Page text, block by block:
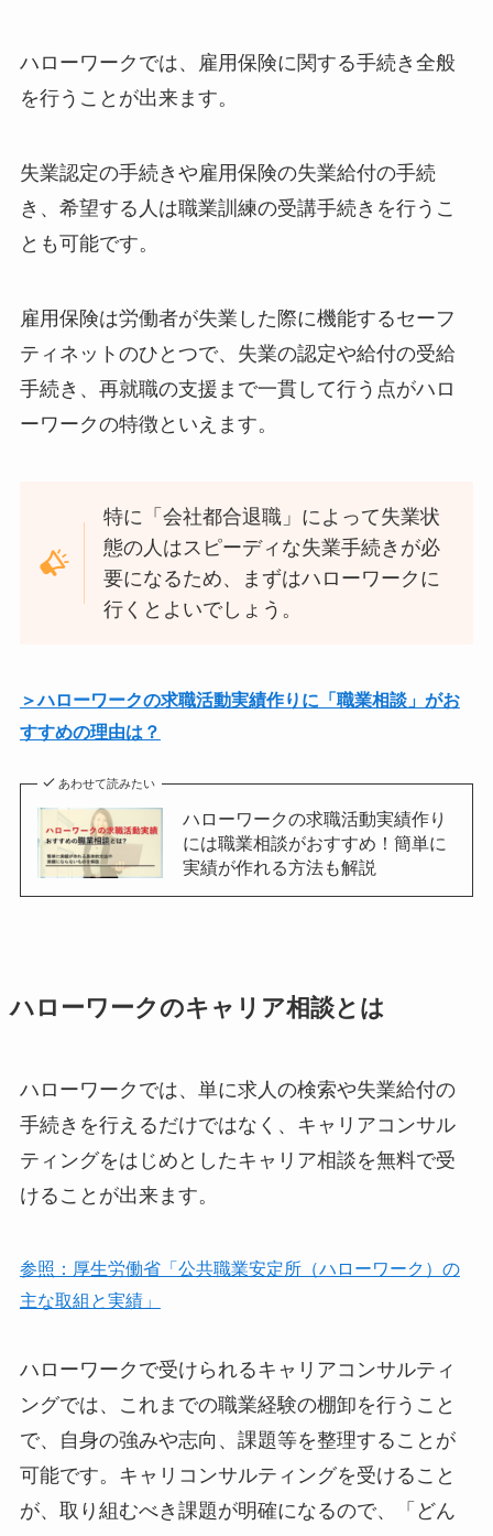
ハローワークでは、雇用保険に関する手続き全般
を行うことが出来ます。
失業認定の手続きや雇用保険の失業給付の手続
き、希望する人は職業訓練の受講手続きを行うこ
とも可能です。
雇用保険は労働者が失業した際に機能するセーフ
ティネットのひとつで、失業の認定や給付の受給
手続き、再就職の支援まで一貫して行う点がハロ
ーワークの特徴といえます。
特に「会社都合退職」によって失業状
態の人はスピーディな失業手続きが必
要になるため、まずはハローワークに
行くとよいでしょう。
＞ハローワークの求職活動実績作りに「職業相談」がお
すすめの理由は？
あわせて読みたい
ハローワークの求職活動実績作り
には職業相談がおすすめ！簡単に
実績が作れる方法も解説
ハローワークのキャリア相談とは
ハローワークでは、単に求人の検索や失業給付の
手続きを行えるだけではなく、キャリアコンサル
ティングをはじめとしたキャリア相談を無料で受
けることが出来ます。
参照：厚生労働省「公共職業安定所（ハローワーク）の
主な取組と実績」
ハローワークで受けられるキャリアコンサルティ
ングでは、これまでの職業経験の棚卸を行うこと
で、自身の強みや志向、課題等を整理することが
可能です。キャリコンサルティングを受けること
が、取り組むべき課題が明確になるので、「どん